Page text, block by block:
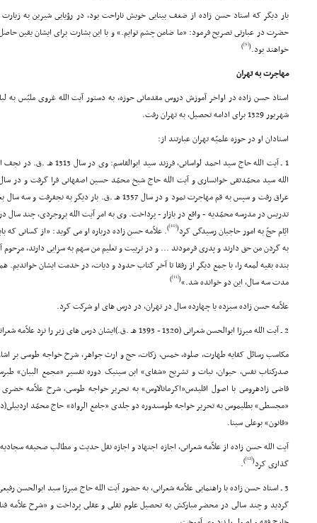
بار دیگر که استاد حسن زاده از ضغف بینایى خویش ناراحت بود، در رؤیایى شیرین به
حضرت در عبارتى تصریح فرمود: «ما ضامن چشم توایم.» و با این بشارت براى ایشان یقین
خواهند بود.(
[9]
)
مهاجرت به تهران
شهریور 1329 براى ادامه تحصیل، به تهران رفت.
استادان او در حوزه علمیّه تهران عبارتند از:
1 ـ آیت الله حاج سید احمد
عراق رفت و سپس به قم مهاجرت نمود و در سال 1357 هـ .ق. بار
تدریس در مدرسه محمّدیه - واقع در بازار - پرداخت. وى به امر آیت الله بروجردى، چند سال
ایّام حجّ به امور حاجیان رسیدگى کرد(
[10]
). علاّمه حسن زاده درباره او مى گوید: «از کسانى که
به گردن من حق دارند و پدرى فرمودند ... و در تربیت و تعلیم من سهم به سزایى دارند، مرحوم
بنده بقیه لمعه را، با جمع دیگر از رفقا تا آخر کتاب حدود و دیات، در خدمت ایشان
مدت سه سال، این دو خوانده شد.»(
[11]
)
علاّمه حسن زاده سیزده یا چهارده سال در تهران، در درس هاى او شرکت کرد.
2 ـ آیت الله میرزا ابوالحسن شعرانى (1320 - 1393 هـ .ق.)ایشان درس هاى زیر را نزد علاّمه شعرانى فرا گرفت:
مکاسب رسائل کفایه طهارت، صلوة، خمس، زکات، حج و ارث جواهر، شرح خواجه طوسى بر
صدرکتاب نفس، حیوان، نبات و تشریح «شفاى» ابن سینیک دوره تفسیر «مجمع البیان»
قاضى زادهرومى با اصول اقلیدس«اکرمانالاوس» به تحریر خواجه طوسى، شرح علاّمه خضرى
«مجسطى» بطلیموس به تحریر خواجه طوسىدوره دو جلدى «جامع الرواة» حاج محمّد
«قانون» بوعلى سینا.
آیت الله حسن زاده از علاّمه شعرانى، اجازه اجتهاد و اجازه نقل حدیث و مطالب صحیفه
گذارى کرد(
[12]
)
.
3 ـ استاد حسن زاده با راهنمایى علاّمه شعرانى، به حضور آیت الله حاج میرزا سید ابوالحسن رفیعى قزوینى
گردید و چند سالى در محضر مبارکش به تحصیل علوم نقلى و عقلى پرداخت و «شرح علاّمه